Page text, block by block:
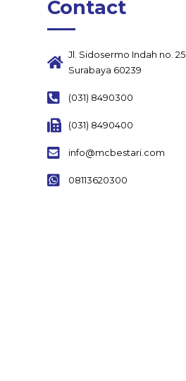
Contact
Jl. Sidosermo Indah no. 25
Surabaya 60239
(031) 8490300
(031) 8490400
info@mcbestari.com
08113620300